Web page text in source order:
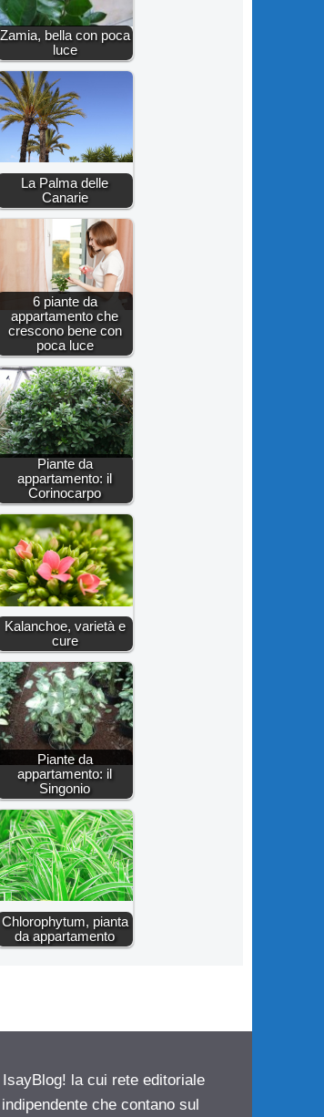
Zamia, bella con poca
luce
La Palma delle
Canarie
6 piante da
appartamento che
crescono bene con
poca luce
Piante da
appartamento: il
Corinocarpo
Kalanchoe, varietà e
cure
Piante da
appartamento: il
Singonio
Chlorophytum, pianta
da appartamento
la cui rete editoriale
che contano sul